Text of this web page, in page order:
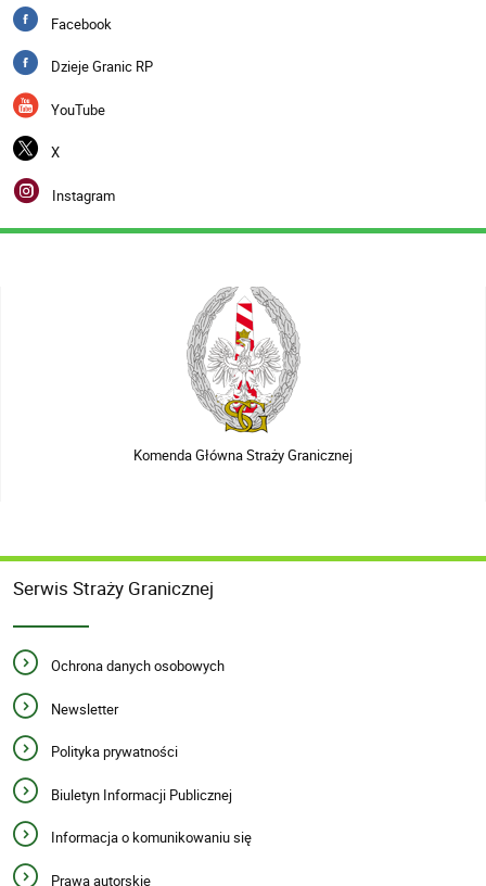
Facebook
Dzieje Granic RP
YouTube
X
Instagram
Komenda Główna Straży Granicznej
Serwis Straży Granicznej
Ochrona danych osobowych
Newsletter
Polityka prywatności
Biuletyn Informacji Publicznej
Informacja o komunikowaniu się
Prawa autorskie